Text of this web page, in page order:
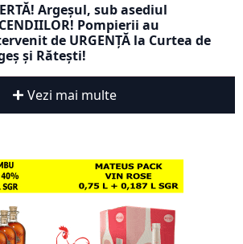
Argeșul, sub asediul
Pompierii au
de URGENȚĂ la Curtea de
și Rătești!
Vezi mai multe